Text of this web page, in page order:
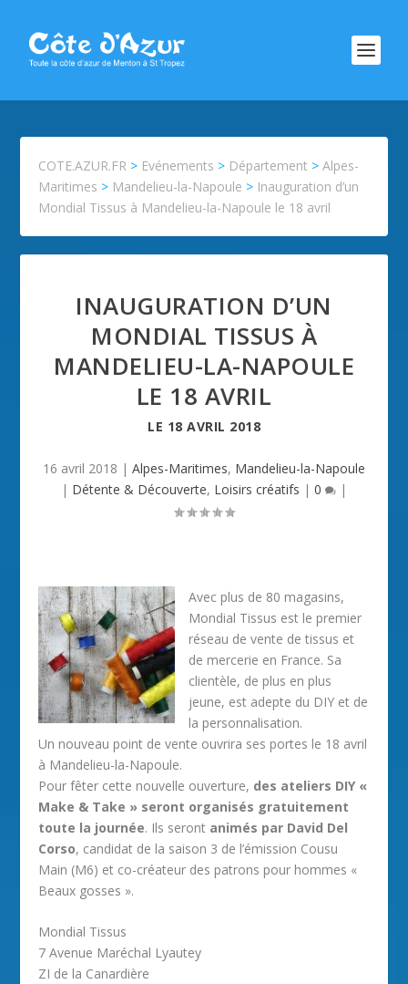
COTE.AZUR.FR > Evénements > Département >Alpes-
Maritimes > Mandelieu-la-Napoule > Inauguration d’un
Mondial Tissus à Mandelieu-la-Napoule le 18 avril
INAUGURATION D’UN
MONDIAL TISSUS À
MANDELIEU-LA-NAPOULE
LE 18 AVRIL
LE 18 AVRIL 2018
16 avril 2018 | Alpes-Maritimes, Mandelieu-la-Napoule
| Détente & Découverte, Loisirs créatifs | 0 |
Avec plus de 80 magasins,
Mondial Tissus est le premier
réseau de vente de tissus et
de mercerie en France. Sa
clientèle, de plus en plus
jeune, est adepte du DIY et de
la personnalisation.
Un nouveau point de vente ouvrira ses portes le 18 avril
à Mandelieu-la-Napoule.
Pour fêter cette nouvelle ouverture, des ateliers DIY «
Make & Take » seront organisés gratuitement
toute la journée. Ils seront animés par David Del
Corso, candidat de la saison 3 de l’émission Cousu
Main (M6) et co-créateur des patrons pour hommes «
Beaux gosses ».
Mondial Tissus
7 Avenue Maréchal Lyautey
ZI de la Canardière